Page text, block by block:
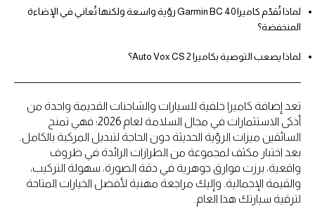
لماذا تُقدّم كاميرا Garmin BC 40 رؤية واسعة ولكنها تُعاني في الإضاءة
المنخفضة؟
لماذا يصعب التوصية بكاميرا Auto Vox CS 2؟
تعد إضافة كاميرا خلفية للسيارات والشاحنات القديمة واحدة من
أذكى الاستثمارات في مجال السلامة لعام 2026؛ فهي تمنح
السائقين ميزات الرؤية الحديثة دون الحاجة لتبديل المركبة بالكامل.
بعد اختبار مكثف لمجموعة من الطرازات الرائدة في ظروف
واقعية، برزت فوارق جوهرية في دقة الصورة، سهولة التركيب،
والقيمة الإجمالية. وإليك مراجعة مهنية لأفضل الخيارات المتاحة
لترقية سيارتك هذا العام.